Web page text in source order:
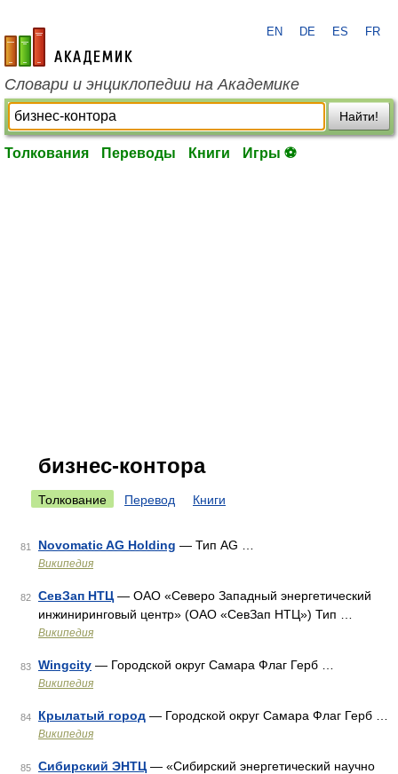
academic.ru
EN DE ES FR
Словари и энциклопедии на Академике
Найти!
Толкования Переводы Книги Игры ⚽
бизнес-контора
Толкование Перевод Книги
81 Novomatic AG Holding — Тип AG …
Википедия
82 СевЗап НТЦ — ОАО «Северо Западный энергетический
инжиниринговый центр» (ОАО «СевЗап НТЦ») Тип …
Википедия
83 Wingcity — Городской округ Самара Флаг Герб …
Википедия
84 Крылатый город — Городской округ Самара Флаг Герб …
Википедия
85 Сибирский ЭНТЦ — «Сибирский энергетический научно